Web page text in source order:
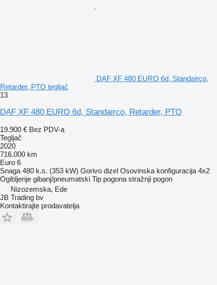
DAF XF 480 EURO 6d, Standairco,
Retarder, PTO tegljač
13
DAF XF 480 EURO 6d, Standairco, Retarder, PTO
19.900 € Bez PDV-a
Tegljač
2020
716.000 km
Euro 6
Snaga 480 k.s. (353 kW) Gorivo dizel Osovinska konfiguracija 4x2
Ogibljenje gibanj/pneumatski Tip pogona stražnji pogon
Nizozemska, Ede
JB Trading bv
Kontaktirajte prodavatelja